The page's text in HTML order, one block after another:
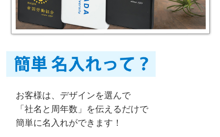
お客様は、デザインを選んで
「社名と周年数」を伝えるだけで
簡単に名入れができます！